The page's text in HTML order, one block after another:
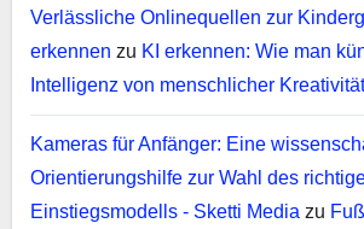
Verlässliche Onlinequellen zur
erkennen zu KI erkennen: Wie man
Intelligenz von menschlicher
Kameras für Anfänger: Eine
Orientierungshilfe zur Wahl des
Einstiegsmodells - Sketti Media zu